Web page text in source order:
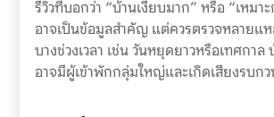
รีวิวที่บอกว่า “บ้านเงียบมาก” หรือ “เหมา
อาจเป็นข้อมูลสำคัญ แต่ควรตรวจหลายแห
บางช่วงเวลา เช่น วันหยุดยาวหรือเทศกาล
อาจมีผู้เข้าพักกลุ่มใหญ่และเกิดเสียงรบกว